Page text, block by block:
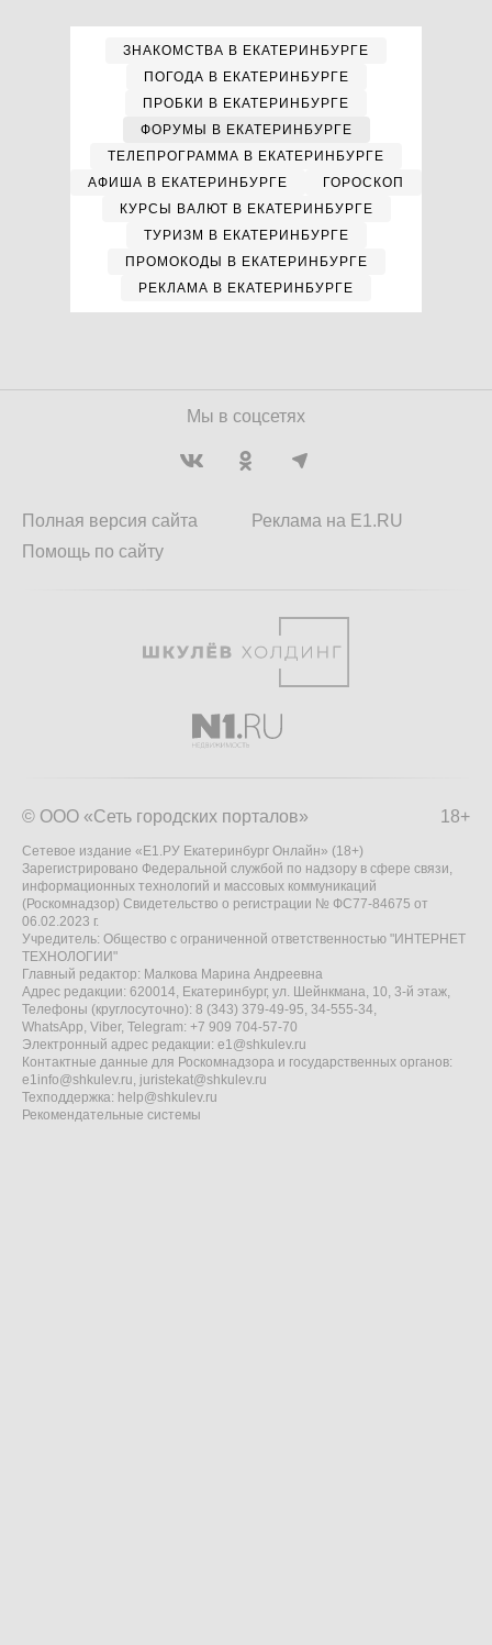
ЗНАКОМСТВА В ЕКАТЕРИНБУРГЕ
ПОГОДА В ЕКАТЕРИНБУРГЕ
ПРОБКИ В ЕКАТЕРИНБУРГЕ
ФОРУМЫ В ЕКАТЕРИНБУРГЕ
ТЕЛЕПРОГРАММА В ЕКАТЕРИНБУРГЕ
АФИША В ЕКАТЕРИНБУРГЕ
ГОРОСКОП
КУРСЫ ВАЛЮТ В ЕКАТЕРИНБУРГЕ
ТУРИЗМ В ЕКАТЕРИНБУРГЕ
ПРОМОКОДЫ В ЕКАТЕРИНБУРГЕ
РЕКЛАМА В ЕКАТЕРИНБУРГЕ
Мы в соцсетях
Полная версия сайта
Помощь по сайту
Реклама на E1.RU
18+
© ООО «Сеть городских порталов»
Сетевое издание «Е1.РУ Екатеринбург Онлайн» (18+)
Зарегистрировано Федеральной службой по надзору в сфере связи,
информационных технологий и массовых коммуникаций
(Роскомнадзор) Свидетельство о регистрации № ФС77-84675 от
06.02.2023 г.
Учредитель: Общество с ограниченной ответственностью "ИНТЕРНЕТ
ТЕХНОЛОГИИ"
Главный редактор: Малкова Марина Андреевна
Адрес редакции: 620014, Екатеринбург, ул. Шейнкмана, 10, 3-й этаж,
Телефоны (круглосуточно): 8 (343) 379-49-95, 34-555-34,
WhatsApp, Viber, Telegram: +7 909 704-57-70
Электронный адрес редакции: e1@shkulev.ru
Контактные данные для Роскомнадзора и государственных органов:
e1info@shkulev.ru, juristekat@shkulev.ru
Техподдержка: help@shkulev.ru
Рекомендательные системы